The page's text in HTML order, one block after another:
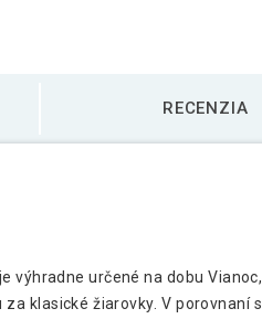
RECENZIA
výhradne určené na dobu Vianoc,
klasické žiarovky. V porovnaní s